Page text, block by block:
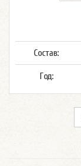
Состав:
Год: